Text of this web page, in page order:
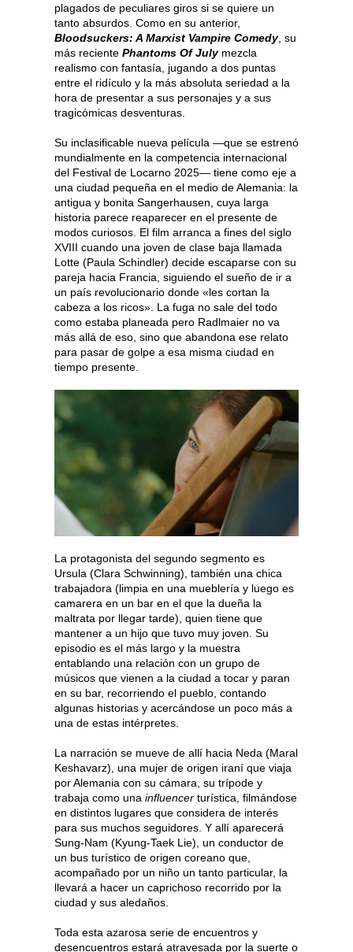
plagados de peculiares giros si se quiere un
tanto absurdos. Como en su anterior,
Bloodsuckers: A Marxist Vampire Comedy, su
más reciente Phantoms Of Julymezcla
realismo con fantasía, jugando a dos puntas
entre el ridículo y la más absoluta seriedad a la
hora de presentar a sus personajes y a sus
tragicómicas desventuras.
Su inclasificable nueva película —que se estrenó
mundialmente en la competencia internacional
del Festival de Locarno 2025— tiene como eje a
una ciudad pequeña en el medio de Alemania: la
antigua y bonita Sangerhausen, cuya larga
historia parece reaparecer en el presente de
modos curiosos. El film arranca a fines del siglo
XVIII cuando una joven de clase baja llamada
Lotte (Paula Schindler) decide escaparse con su
pareja hacia Francia, siguiendo el sueño de ir a
un país revolucionario donde «les cortan la
cabeza a los ricos». La fuga no sale del todo
como estaba planeada pero Radlmaier no va
más allá de eso, sino que abandona ese relato
para pasar de golpe a esa misma ciudad en
tiempo presente.
La protagonista del segundo segmento es
Ursula (Clara Schwinning), también una chica
trabajadora (limpia en una mueblería y luego es
camarera en un bar en el que la dueña la
maltrata por llegar tarde), quien tiene que
mantener a un hijo que tuvo muy joven. Su
episodio es el más largo y la muestra
entablando una relación con un grupo de
músicos que vienen a la ciudad a tocar y paran
en su bar, recorriendo el pueblo, contando
algunas historias y acercándose un poco más a
una de estas intérpretes.
La narración se mueve de allí hacia Neda (Maral
Keshavarz), una mujer de origen iraní que viaja
por Alemania con su cámara, su trípode y
trabaja como una influencer turística, filmándose
en distintos lugares que considera de interés
para sus muchos seguidores. Y allí aparecerá
Sung-Nam (Kyung-Taek Lie), un conductor de
un bus turístico de origen coreano que,
acompañado por un niño un tanto particular, la
llevará a hacer un caprichoso recorrido por la
ciudad y sus aledaños.
Toda esta azarosa serie de encuentros y
desencuentros estará atravesada por la suerte o